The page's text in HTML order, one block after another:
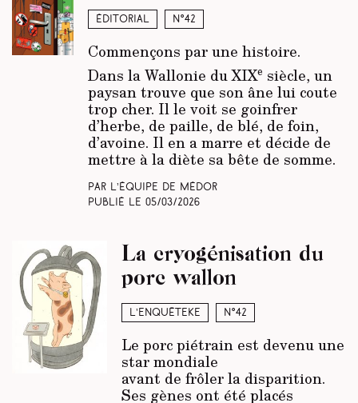
Éditorial N°42
Commençons par une histoire.
Dans la Wallonie du XIXe siècle, un
paysan trouve que son âne lui coute
trop cher. Il le voit se goinfrer
d’herbe, de paille, de blé, de foin,
d’avoine. Il en a marre et décide de
mettre à la diète sa bête de somme.
Par L’équipe de Médor
Publié le 05/03/2026
L’enquêteke N°42
La cryogénisation du
porc wallon
Le porc piétrain est devenu une
star mondiale
avant de frôler la disparition.
Ses gènes ont été placés